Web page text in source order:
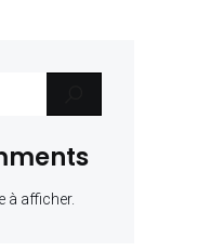
à afficher.